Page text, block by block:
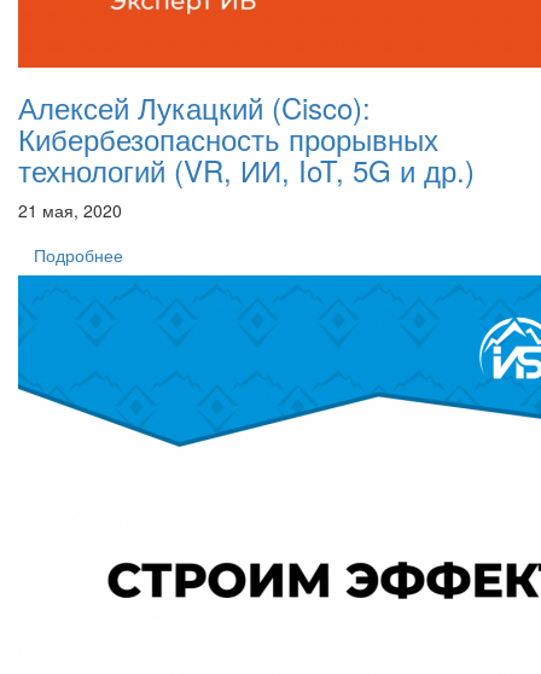
Алексей Лукацкий (Cisco):
Кибербезопасность прорывных
технологий (VR, ИИ, IoT, 5G и др.)
21 мая, 2020
Подробнее